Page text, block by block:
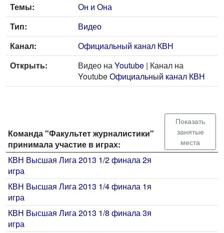
Темы:
Он и Она
Тип:
Видео
Канал:
Официальный канал КВН
Открыть:
Видео наYoutube | Канал на
YoutubeОфициальный канал КВН
Команда "Факультет журналистики"
принимала участие в играх:
Показать
занятые
места
КВН Высшая Лига 2013 1/2 финала 2я
игра
КВН Высшая Лига 2013 1/4 финала 1я
игра
КВН Высшая Лига 2013 1/8 финала 3я
игра